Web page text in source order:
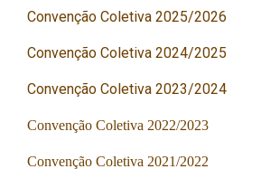
Convenção Coletiva 2025/2026
Convenção Coletiva 2024/2025
Convenção Coletiva 2023/2024
Convenção Coletiva 2022/2023
Convenção Coletiva 2021/2022